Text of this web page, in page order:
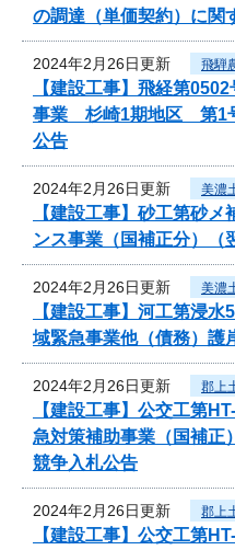
の調達（単価契約）に関
2024年2月26日更新 飛騨
【建設工事】飛経第
事業 杉崎1期地区 第1
公告
2024年2月26日更新 美濃
【建設工事】砂工第砂
ンス事業（国補正分）（
2024年2月26日更新 美濃
【建設工事】河工第浸
域緊急事業他（債務）護
2024年2月26日更新 郡上
【建設工事】公交工第
急対策補助事業（国補正
競争入札公告
2024年2月26日更新 郡上
【建設工事】公交工第